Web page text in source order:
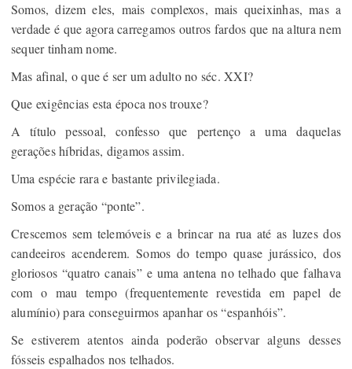
Somos, dizem eles, mais complexos, mais queixinhas, mas a
verdade é que agora carregamos outros fardos que na altura nem
sequer tinham nome.
Mas afinal, o que é ser um adulto no séc. XXI?
Que exigências esta época nos trouxe?
A título pessoal, confesso que pertenço a uma daquelas
gerações híbridas, digamos assim.
Uma espécie rara e bastante privilegiada.
Somos a geração “ponte”.
Crescemos sem telemóveis e a brincar na rua até as luzes dos
candeeiros acenderem. Somos do tempo quase jurássico, dos
gloriosos “quatro canais” e uma antena no telhado que falhava
com o mau tempo (frequentemente revestida em papel de
alumínio) para conseguirmos apanhar os “espanhóis”.
Se estiverem atentos ainda poderão observar alguns desses
fósseis espalhados nos telhados.